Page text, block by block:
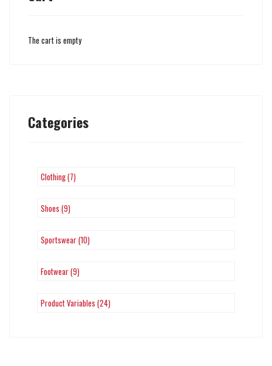
The cart is empty
Categories
Clothing (7)
Shoes (9)
Sportswear (10)
Footwear (9)
Product Variables (24)